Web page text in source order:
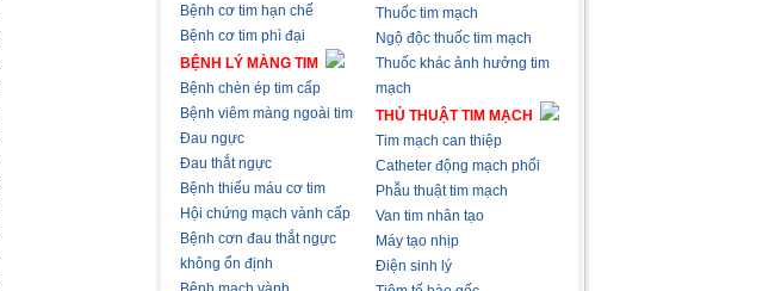
Bệnh cơ tim hạn chế
Bệnh cơ tim phì đại
BỆNH LÝ MÀNG TIM
Bệnh chèn ép tim cấp
Bệnh viêm màng ngoài tim
Đau ngực
Đau thắt ngực
Bệnh thiếu máu cơ tim
Hội chứng mạch vành cấp
Bệnh cơn đau thắt ngực
không ổn định
Thuốc tim mạch
Ngộ độc thuốc tim mạch
Thuốc khác ảnh hưởng tim
mạch
THỦ THUẬT TIM MẠCH
Tim mạch can thiệp
Catheter động mạch phổi
Phẫu thuật tim mạch
Van tim nhân tạo
Máy tạo nhịp
Điện sinh lý